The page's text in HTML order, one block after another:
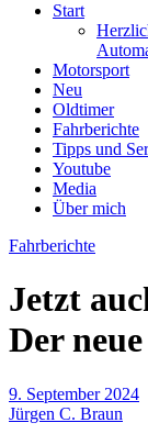
Start
Motorsport
Neu
Oldtimer
Fahrberichte
Tipps und
Youtube
Media
Über mich
Fahrberichte
Jetzt
Der
9. September 2024
Jürgen C. Braun